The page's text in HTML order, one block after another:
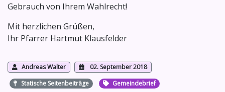
Gebrauch von Ihrem Wahlrecht!
Mit herzlichen Grüßen,
Ihr Pfarrer Hartmut Klausfelder
Andreas Walter
02. September 2018
Statische Seitenbeiträge
Gemeindebrief